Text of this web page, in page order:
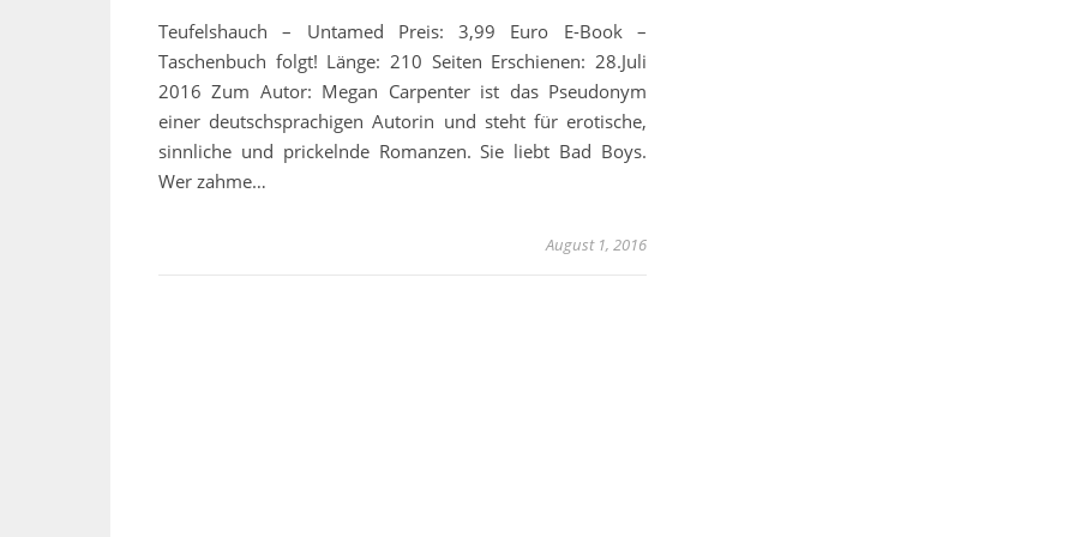
Teufelshauch – Untamed Preis: 3,99 Euro E-Book –
Taschenbuch folgt! Länge: 210 Seiten Erschienen: 28.Juli
2016 Zum Autor: Megan Carpenter ist das Pseudonym
einer deutschsprachigen Autorin und steht für erotische,
sinnliche und prickelnde Romanzen. Sie liebt Bad Boys.
Wer zahme…
August 1, 2016